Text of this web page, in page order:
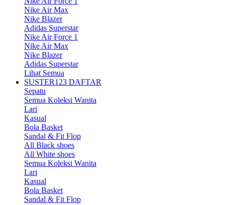
Nike Air Max
Nike Blazer
Adidas Superstar
Nike Air Force 1
Nike Air Max
Nike Blazer
Adidas Superstar
Lihat Semua
SUSTER123 DAFTAR
Sepatu
Semua Koleksi Wanita
Lari
Kasual
Bola Basket
Sandal & Fit Flop
All Black shoes
All White shoes
Semua Koleksi Wanita
Lari
Kasual
Bola Basket
Sandal & Fit Flop